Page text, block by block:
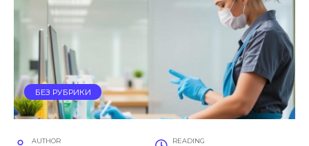
БЕЗ РУБРИКИ
AUTHOR READING